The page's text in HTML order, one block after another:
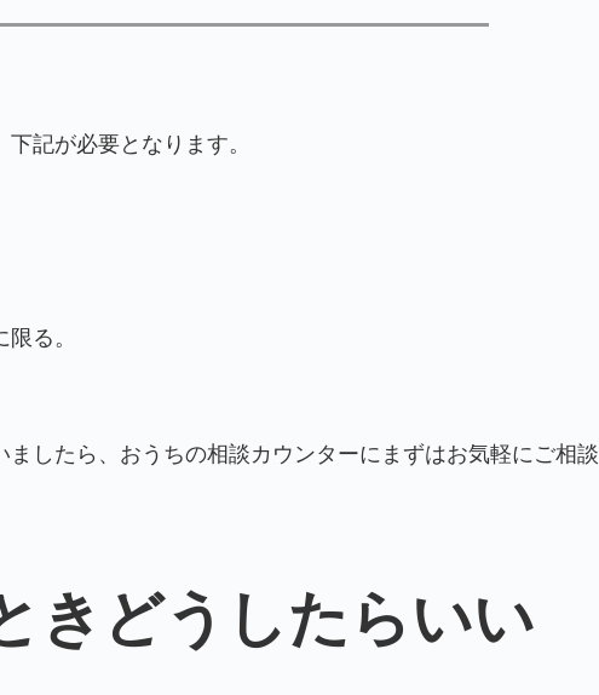
記が必要となります。
る。
したら、 おうちの相談カウンターにまずはお気軽にご相談
きどうしたらいい